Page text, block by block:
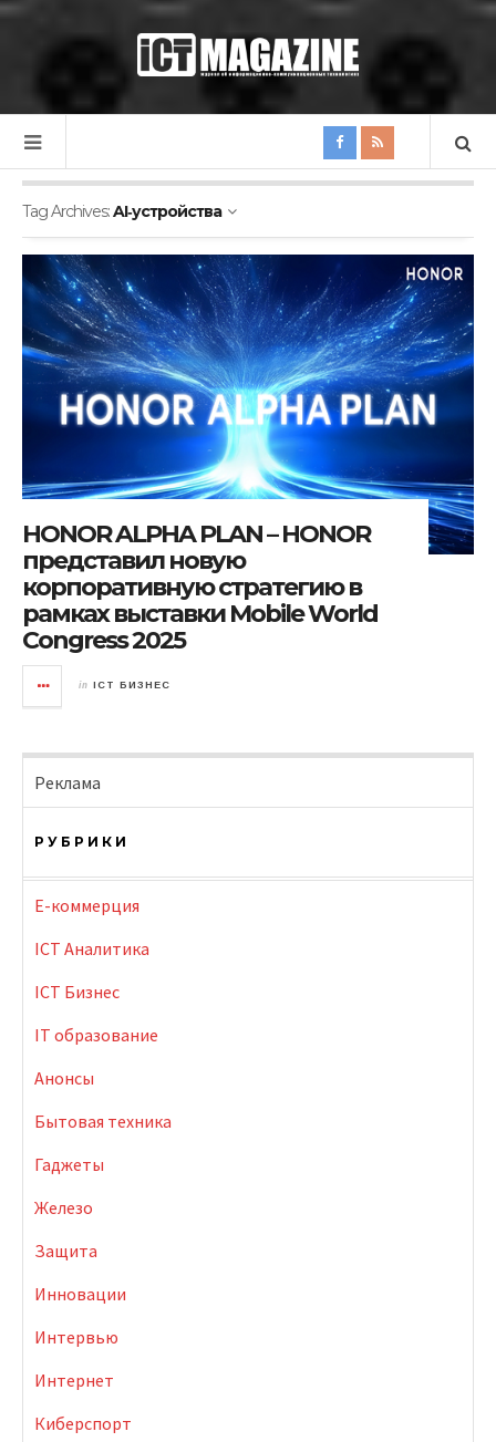
Tag Archives:AI‑устройства
HONOR ALPHA PLAN – HONOR
представил новую
корпоративную стратегию в
рамках выставки Mobile World
Congress 2025
in ICT БИЗНЕС
Реклама
РУБРИКИ
E-коммерция
ICT Аналитика
ICT Бизнес
IT образование
Анонсы
Бытовая техника
Гаджеты
Железо
Защита
Инновации
Интервью
Интернет
Киберспорт